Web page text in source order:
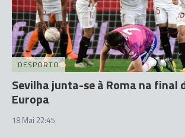
DESPORTO
Sevilha junta-se à Roma na final
Europa
18 Mai 22:45